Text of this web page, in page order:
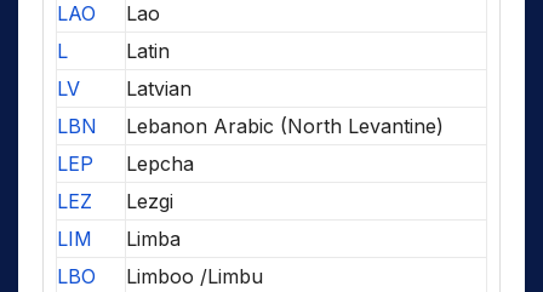
LAO
Lao
L
Latin
LV
Latvian
LBN
Lebanon Arabic (North Levantine)
LEP
Lepcha
LEZ
Lezgi
LIM
Limba
LBO
Limboo /Limbu